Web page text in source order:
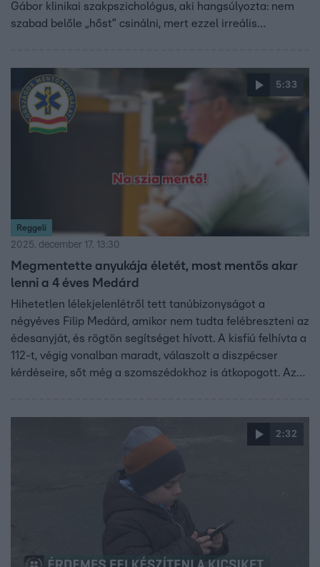
Gábor klinikai szakpszichológus, aki hangsúlyozta: nem
szabad belőle „hőst” csinálni, mert ezzel irreális
gyerekeket, de nem kell mindent tudnia, és nem kell
állandó készenlétben lennie. A cél a biztonság és a
természetes reakciók támogatása, nem a túlzott
felelősség. Persze Medárd hősiessége így is csodálatos.
5:33
Reggeli
2025. december 17. 13:30
Megmentette anyukája életét, most mentős akar
lenni a 4 éves Medárd
Hihetetlen lélekjelenlétről tett tanúbizonyságot a
négyéves Filip Medárd, amikor nem tudta felébreszteni az
édesanyját, és rögtön segítséget hívott. A kisfiú felhívta a
112-t, végig vonalban maradt, válaszolt a diszpécser
kérdéseire, sőt még a szomszédokhoz is átkopogott. Az
el a történteket a Reggeli adásában. A kisfiú szerint pedig
mindez teljesen természetes volt – hiszen bajban
2:32